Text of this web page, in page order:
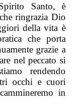
Santo, è
ringrazia Dio
della vita è
che porta
grazie a
nel peccato si
rendendo
occhi e cuori
in